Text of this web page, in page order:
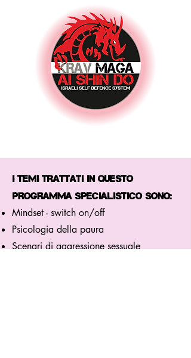
I TEMI trattati in Questo
PROGRAMMA SPECIALISTICO sono:
Mindset - switch on/off
Psicologia della paura
Scenari di aggressione sessuale